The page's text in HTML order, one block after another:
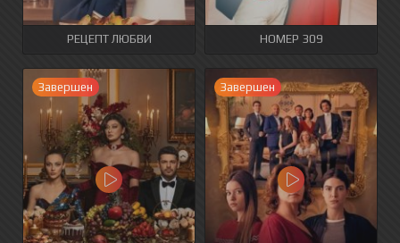
РЕЦЕПТ ЛЮБВИ НОМЕР 309
Завершен Завершен